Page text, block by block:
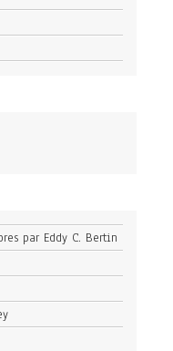
par Eddy C. Bertin